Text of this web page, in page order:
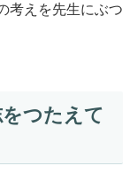
考えを先生にぶつ
つたえて